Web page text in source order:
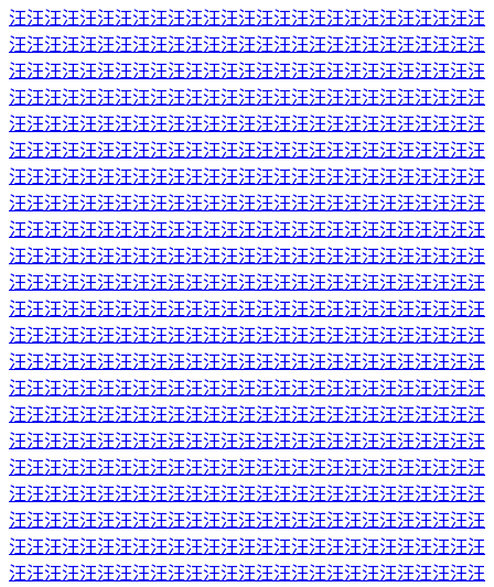
汪汪汪汪汪汪汪汪汪汪汪汪汪汪汪汪汪汪汪汪汪汪汪汪汪汪汪
汪汪汪汪汪汪汪汪汪汪汪汪汪汪汪汪汪汪汪汪汪汪汪汪汪汪汪
汪汪汪汪汪汪汪汪汪汪汪汪汪汪汪汪汪汪汪汪汪汪汪汪汪汪汪
汪汪汪汪汪汪汪汪汪汪汪汪汪汪汪汪汪汪汪汪汪汪汪汪汪汪汪
汪汪汪汪汪汪汪汪汪汪汪汪汪汪汪汪汪汪汪汪汪汪汪汪汪汪汪
汪汪汪汪汪汪汪汪汪汪汪汪汪汪汪汪汪汪汪汪汪汪汪汪汪汪汪
汪汪汪汪汪汪汪汪汪汪汪汪汪汪汪汪汪汪汪汪汪汪汪汪汪汪汪
汪汪汪汪汪汪汪汪汪汪汪汪汪汪汪汪汪汪汪汪汪汪汪汪汪汪汪
汪汪汪汪汪汪汪汪汪汪汪汪汪汪汪汪汪汪汪汪汪汪汪汪汪汪汪
汪汪汪汪汪汪汪汪汪汪汪汪汪汪汪汪汪汪汪汪汪汪汪汪汪汪汪
汪汪汪汪汪汪汪汪汪汪汪汪汪汪汪汪汪汪汪汪汪汪汪汪汪汪汪
汪汪汪汪汪汪汪汪汪汪汪汪汪汪汪汪汪汪汪汪汪汪汪汪汪汪汪
汪汪汪汪汪汪汪汪汪汪汪汪汪汪汪汪汪汪汪汪汪汪汪汪汪汪汪
汪汪汪汪汪汪汪汪汪汪汪汪汪汪汪汪汪汪汪汪汪汪汪汪汪汪汪
汪汪汪汪汪汪汪汪汪汪汪汪汪汪汪汪汪汪汪汪汪汪汪汪汪汪汪
汪汪汪汪汪汪汪汪汪汪汪汪汪汪汪汪汪汪汪汪汪汪汪汪汪汪汪
汪汪汪汪汪汪汪汪汪汪汪汪汪汪汪汪汪汪汪汪汪汪汪汪汪汪汪
汪汪汪汪汪汪汪汪汪汪汪汪汪汪汪汪汪汪汪汪汪汪汪汪汪汪汪
汪汪汪汪汪汪汪汪汪汪汪汪汪汪汪汪汪汪汪汪汪汪汪汪汪汪汪
汪汪汪汪汪汪汪汪汪汪汪汪汪汪汪汪汪汪汪汪汪汪汪汪汪汪汪
汪汪汪汪汪汪汪汪汪汪汪汪汪汪汪汪汪汪汪汪汪汪汪汪汪汪汪
汪汪汪汪汪汪汪汪汪汪汪汪汪汪汪汪汪汪汪汪汪汪汪汪汪汪汪